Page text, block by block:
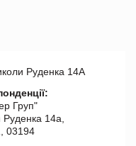
Руденка 14А
Груп"
14а,
03194